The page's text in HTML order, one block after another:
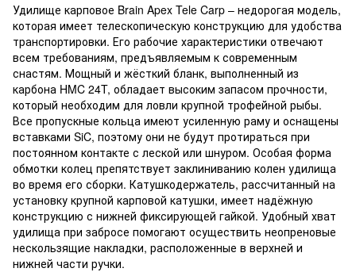
Удилище карповое Brain Apex Tele Carp – недорогая модель,
которая имеет телескопическую конструкцию для удобства
транспортировки. Его рабочие характеристики отвечают
всем требованиям, предъявляемым к современным
снастям. Мощный и жёсткий бланк, выполненный из
карбона HMC 24T, обладает высоким запасом прочности,
который необходим для ловли крупной трофейной рыбы.
Все пропускные кольца имеют усиленную раму и оснащены
вставками SiC, поэтому они не будут протираться при
постоянном контакте с леской или шнуром. Особая форма
обмотки колец препятствует заклиниванию колен удилища
во время его сборки. Катушкодержатель, рассчитанный на
установку крупной карповой катушки, имеет надёжную
конструкцию с нижней фиксирующей гайкой. Удобный хват
удилища при забросе помогают осуществить неопреновые
нескользящие накладки, расположенные в верхней и
нижней части ручки.